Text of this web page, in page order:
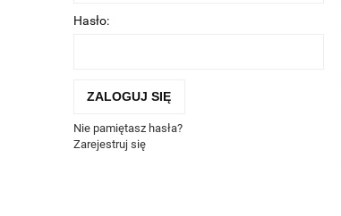
Hasło:
ZALOGUJ SIĘ
Nie pamiętasz hasła?
Zarejestruj się